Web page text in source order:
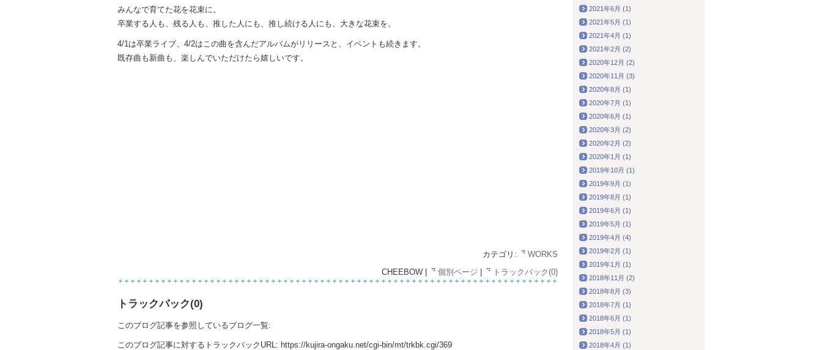
みんなで育てた花を花束に。
卒業する人も、残る人も、推した人にも、推し続ける人にも、大きな花束を。
4/1は卒業ライブ、4/2はこの曲を含んだアルバムがリリースと、イベントも続きます。
既存曲も新曲も、楽しんでいただけたら嬉しいです。
カテゴリ:
WORKS
CHEEBOW |
個別ページ トラックバック(0)
トラックバック(0)
このブログ記事を参照しているブログ一覧:
このブログ記事に対するトラックバックURL: https://kujira-ongaku.net/cgi-bin/mt/trkbk.cgi/369
2021年6月 (1)
2021年5月 (1)
2021年4月 (1)
2021年2月 (2)
2020年12月 (2)
2020年11月 (3)
2020年8月 (1)
2020年7月 (1)
2020年6月 (1)
2020年3月 (2)
2020年2月 (2)
2020年1月 (1)
2019年10月 (1)
2019年9月 (1)
2019年8月 (1)
2019年6月 (1)
2019年5月 (1)
2019年4月 (4)
2019年2月 (1)
2019年1月 (1)
2018年11月 (2)
2018年8月 (3)
2018年7月 (1)
2018年6月 (1)
2018年5月 (1)
2018年4月 (1)